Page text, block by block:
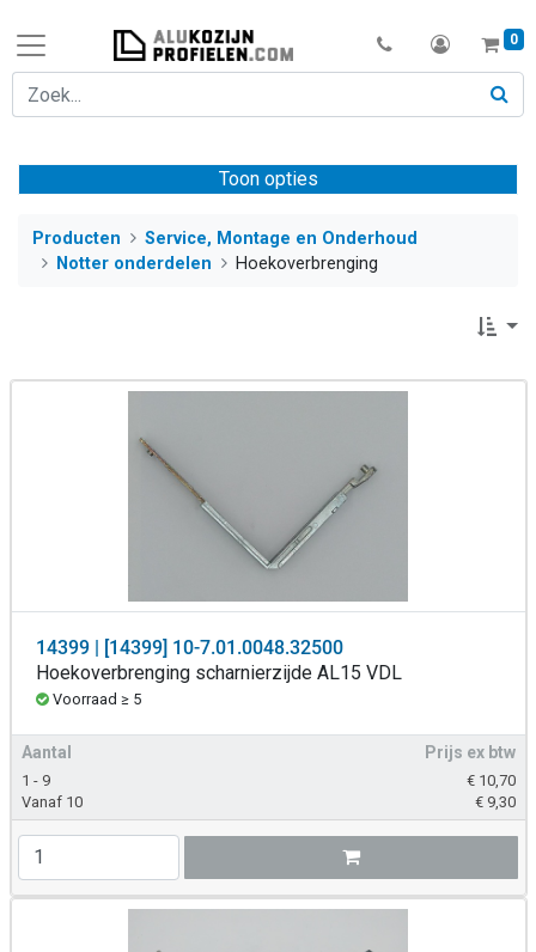
0
Toon opties
Producten
Service, Montage en Onderhoud
Notter onderdelen
Hoekoverbrenging
14399 | [14399] 10-7.01.0048.32500
Hoekoverbrenging scharnierzijde AL15 VDL
Voorraad ≥ 5
Aantal Prijs ex btw
1 - 9 € 10,70
Vanaf 10
€ 9,30